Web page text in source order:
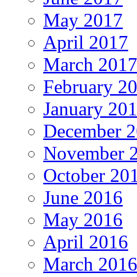
May 2017
April 2017
March 2017
February
January
December
November
October
June 2016
May 2016
April 2016
March 2016